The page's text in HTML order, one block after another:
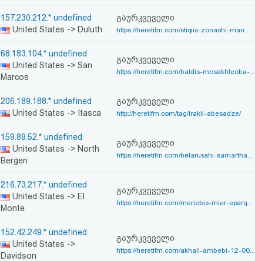
157.230.212.* undefined
United States -> Duluth
გაურკვეველი
https://heretifm.com/stiqiis-zonashi-man...
68.183.104.* undefined
United States -> San
Marcos
გაურკვეველი
https://heretifm.com/baldis-mosakhleoba-...
206.189.188.* undefined
United States -> Itasca
გაურკვეველი
http://heretifm.com/tag/irakli-abesadze/
159.89.52.* undefined
United States -> North
Bergen
გაურკვეველი
https://heretifm.com/belarusshi-samartha...
216.73.217.* undefined
United States -> El
Monte
გაურკვეველი
https://heretifm.com/meriebis-mier-eparq...
152.42.249.* undefined
United States ->
Davidson
გაურკვეველი
https://heretifm.com/akhali-ambebi-12-00...